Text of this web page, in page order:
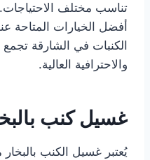
تناسب مختلف
أفضل الخيارات
الكنبات في الشارقة تجمع
والاحترافية العالية.
غسيل كنب
يُعتبر غسيل الكنب